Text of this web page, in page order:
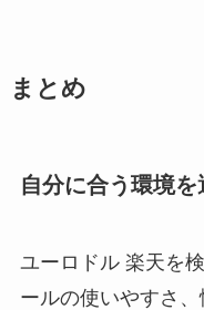
まとめ
自分に合う環境
ユーロドル 楽天を
ールの使いやすさ